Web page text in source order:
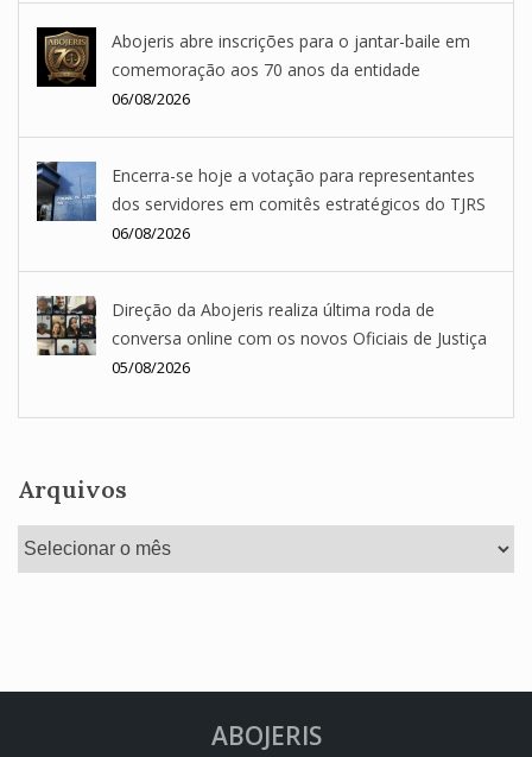
Abojeris abre inscrições para o jantar-baile em
comemoração aos 70 anos da entidade
06/08/2026
Encerra-se hoje a votação para representantes
dos servidores em comitês estratégicos do TJRS
06/08/2026
Direção da Abojeris realiza última roda de
conversa online com os novos Oficiais de Justiça
05/08/2026
Arquivos
Arquivos
ABOJERIS